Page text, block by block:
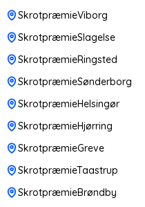
SkrotpræmieViborg
SkrotpræmieSlagelse
SkrotpræmieRingsted
SkrotpræmieSønderborg
SkrotpræmieHelsingør
SkrotpræmieHjørring
SkrotpræmieGreve
SkrotpræmieTaastrup
SkrotpræmieBrøndby